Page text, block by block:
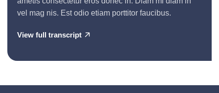
vel mag nis. Est odio etiam porttitor faucibus.
View full transcript